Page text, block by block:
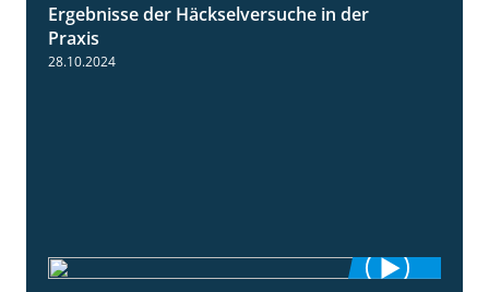
Ergebnisse der Häckselversuche in der
Praxis
28.10.2024